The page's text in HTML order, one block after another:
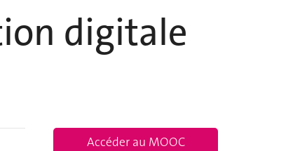
digitale
Accéder au MOOC